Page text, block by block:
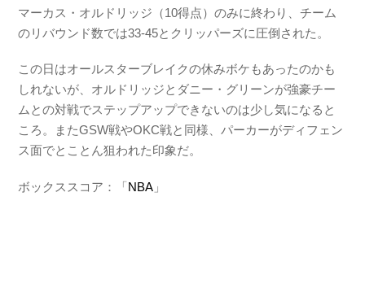
マーカス・オルドリッジ（10得点）のみに終わり、チーム
のリバウンド数では33-45とクリッパーズに圧倒された。
この日はオールスターブレイクの休みボケもあったのかも
しれないが、オルドリッジとダニー・グリーンが強豪チー
ムとの対戦でステップアップできないのは少し気になると
ころ。またGSW戦やOKC戦と同様、パーカーがディフェン
ス面でとことん狙われた印象だ。
ボックススコア：「NBA 」